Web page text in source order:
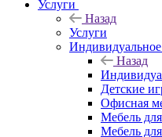
Услуги
Назад
Услуги
Индивидуальное
Назад
Детские
Офисная
Мебель для
Мебель